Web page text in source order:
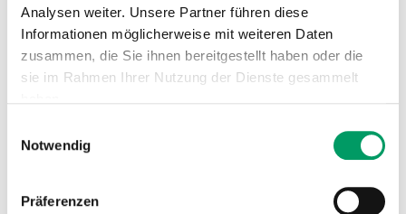
Analysen weiter. Unsere Partner führen diese
Informationen möglicherweise mit weiteren Daten
zusammen, die Sie ihnen bereitgestellt haben oder die
sie im Rahmen Ihrer Nutzung der Dienste gesammelt
Impressum
Notwendig
Präferenzen
Analytik, das Ergebnis erhalten Sie als PDF sowie zum Abruf in
der Online-Tierakte
BITTE BEACHTEN: 1: Diese...
53,90 € inkl. MwSt.
Listenpreis - persönliche Preise sind nach Anmeldung im ATC-Nutzerkonto
Anwendung: